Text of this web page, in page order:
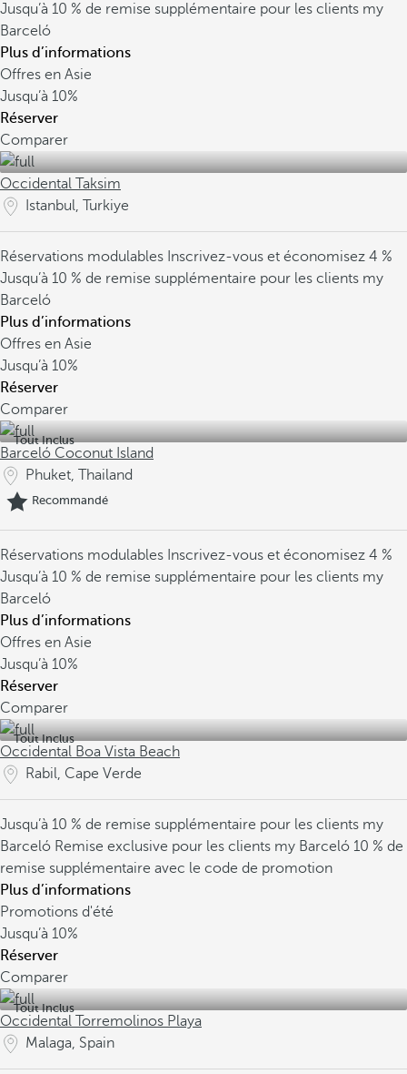
Jusqu’à 10 % de remise supplémentaire pour les clients my
Barceló
Plus d’informations
Offres en Asie
Jusqu’à 10%
Réserver
Comparer
Occidental Taksim
Istanbul, Turkiye
Réservations modulables Inscrivez-vous et économisez 4 %
Jusqu’à 10 % de remise supplémentaire pour les clients my
Barceló
Plus d’informations
Offres en Asie
Jusqu’à 10%
Réserver
Comparer
Tout Inclus
Barceló Coconut Island
Phuket, Thailand
Recommandé
Réservations modulables Inscrivez-vous et économisez 4 %
Jusqu’à 10 % de remise supplémentaire pour les clients my
Barceló
Plus d’informations
Offres en Asie
Jusqu’à 10%
Réserver
Comparer
Tout Inclus
Occidental Boa Vista Beach
Rabil, Cape Verde
Jusqu’à 10 % de remise supplémentaire pour les clients my
Barceló Remise exclusive pour les clients my Barceló 10 % de
remise supplémentaire avec le code de promotion
Plus d’informations
Promotions d'été
Jusqu’à 10%
Réserver
Comparer
Tout Inclus
Occidental Torremolinos Playa
Malaga, Spain